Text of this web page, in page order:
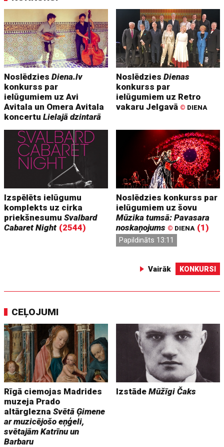
NoslēdziesDiena.lv
konkurss par
ielūgumiem uz Avi
Avitala un Omera Avitala
koncertuLielajā dzintarā
NoslēdziesDienas
konkurss par
ielūgumiem uz Retro
vakaru Jelgavā © DIENA
Izspēlēts ielūgumu
komplekts uz cirka
priekšnesumuSvalbard
Cabaret Night (2544)
Noslēdzies konkurss par
ielūgumiem uz šovu
Mūzika tumsā: Pavasara
noskaņojums © DIENA (1)
Papildināts 13:11
Vairāk KONKURSI
CEĻOJUMI
Rīgā ciemojas Madrides
muzeja Prado
altārgleznaSvētā Ģimene
ar muzicējošo eņģeli,
svētajām Katrīnu un
Barbaru
IzstādeMūžīgi Čaks